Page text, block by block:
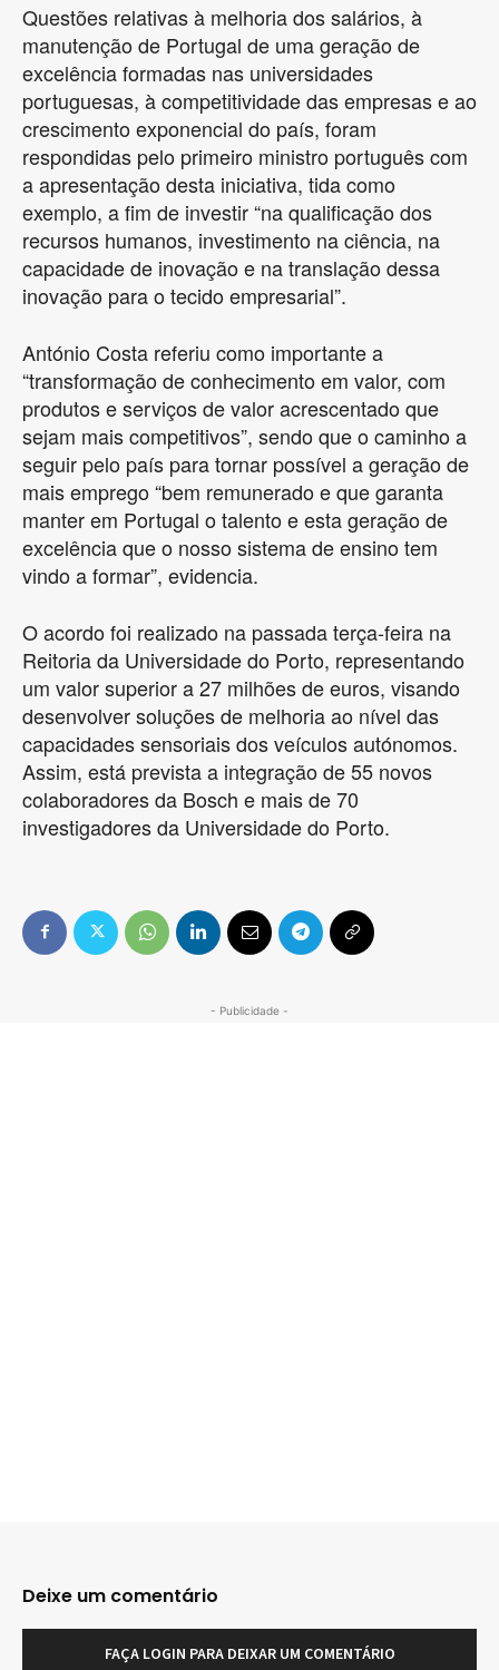
Questões relativas à melhoria dos salários, à
manutenção de Portugal de uma geração de
excelência formadas nas universidades
portuguesas, à competitividade das empresas e ao
crescimento exponencial do país, foram
respondidas pelo primeiro ministro português com
a apresentação desta iniciativa, tida como
exemplo, a fim de investir “na qualificação dos
recursos humanos, investimento na ciência, na
capacidade de inovação e na translação dessa
inovação para o tecido empresarial”.
António Costa referiu como importante a
“transformação de conhecimento em valor, com
produtos e serviços de valor acrescentado que
sejam mais competitivos”, sendo que o caminho a
seguir pelo país para tornar possível a geração de
mais emprego “bem remunerado e que garanta
manter em Portugal o talento e esta geração de
excelência que o nosso sistema de ensino tem
vindo a formar”, evidencia.
O acordo foi realizado na passada terça-feira na
Reitoria da Universidade do Porto, representando
um valor superior a 27 milhões de euros, visando
desenvolver soluções de melhoria ao nível das
capacidades sensoriais dos veículos autónomos.
Assim, está prevista a integração de 55 novos
colaboradores da Bosch e mais de 70
investigadores da Universidade do Porto.
- Publicidade -
Deixe um comentário
FAÇA LOGIN PARA DEIXAR UM COMENTÁRIO